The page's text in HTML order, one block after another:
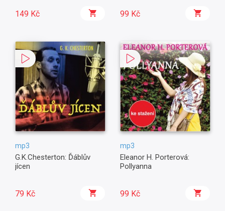
149 Kč 99 Kč
mp3
G.K.Chesterton: Ďáblův
jícen
79 Kč
mp3
Eleanor H. Porterová:
Pollyanna
99 Kč